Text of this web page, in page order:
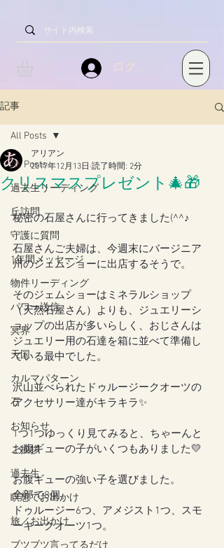
ログイン
記事
All Posts
過去生リーディング
丘訪問
守護に質問
1年間メッセージ
物件リーディング
パワー送信
冥界
天国
カルマパターン
石
お知らせ
ご挨拶
過去生
瞑想でお出かけ
旅／お出かけ
ブツブツ言ってるだけ
All Posts
クリスマスプレゼント🎄🎁
アリアン
2017年12月13日 読了時間: 2分
秘密の石屋さんに行ってきました(^^♪
石屋さんご夫婦は、今週末にバージニア
州のジェムショーに出店するそうで。
そのジェムショーはミネラルショップ
（天然石屋さん）よりも、ジュエリーシ
ョップの出店が多いらしく、おじさんは
ジュエリー用の石達を箱に並べて準備し
ている最中でした。
沢山並べられたドゥルージークオーツの
アクセサリー達がキラキラ✨
1つ1つゆっくり見てみると、ちゃーんと
お腹ギューの子がいくつもありました💛
お腹ギューの強い子を選びました。
全部で8個。
ドゥルージー6つ、アメジスト1つ、スモ
ーキークオーツ1つ。